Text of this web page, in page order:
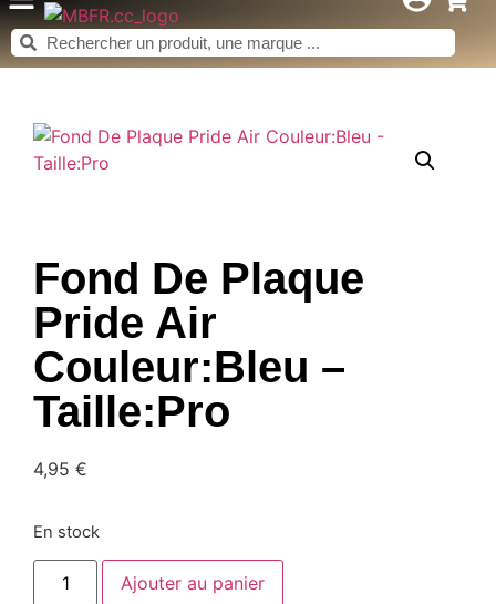
Fond De Plaque
Pride Air
Couleur:Bleu –
Taille:Pro
4,95 €
En stock
Ajouter au panier